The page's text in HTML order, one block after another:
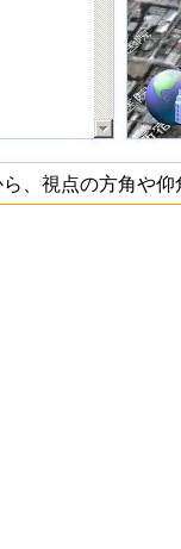
、視点の方角や